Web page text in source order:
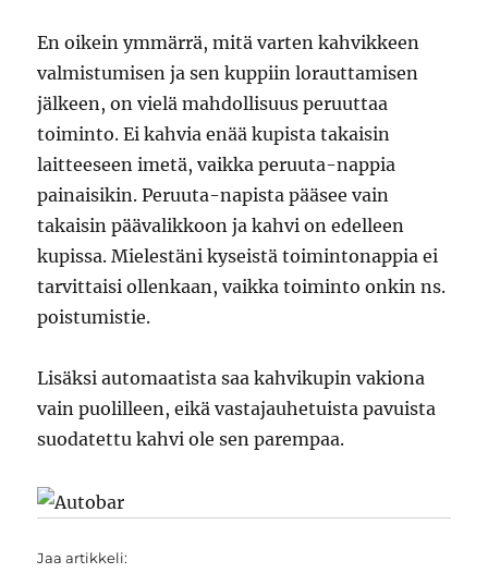
En oikein ymmärrä, mitä varten kahvikkeen
valmistumisen ja sen kuppiin lorauttamisen
jälkeen, on vielä mahdollisuus peruuttaa
toiminto. Ei kahvia enää kupista takaisin
laitteeseen imetä, vaikka peruuta-nappia
painaisikin. Peruuta-napista pääsee vain
takaisin päävalikkoon ja kahvi on edelleen
kupissa. Mielestäni kyseistä toimintonappia ei
tarvittaisi ollenkaan, vaikka toiminto onkin ns.
poistumistie.
Lisäksi automaatista saa kahvikupin vakiona
vain puolilleen, eikä vastajauhetuista pavuista
suodatettu kahvi ole sen parempaa.
Jaa artikkeli: